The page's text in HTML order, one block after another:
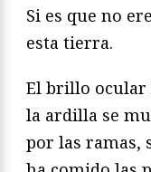
Si es que no
esta tierra.
El brillo ocular
la ardilla se
por las ramas,